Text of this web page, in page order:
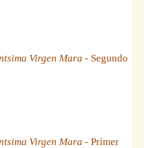
Virgen Mara - Segundo
Virgen Mara - Primer